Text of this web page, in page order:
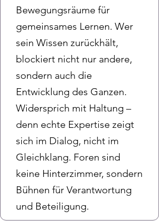
Bewegungsräume für
gemeinsames Lernen. Wer
sein Wissen zurückhält,
blockiert nicht nur andere,
sondern auch die
Entwicklung des Ganzen.
Widersprich mit Haltung –
denn echte Expertise zeigt
sich im Dialog, nicht im
Gleichklang. Foren sind
keine Hinterzimmer, sondern
Bühnen für Verantwortung
und Beteiligung.